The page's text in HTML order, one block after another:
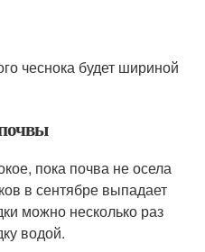
чеснока будет шириной
пока почва не осела
в сентябре выпадает
можно несколько раз
водой.